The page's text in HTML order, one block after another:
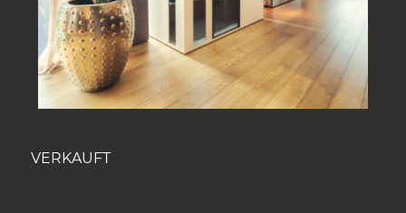
VERKAUFT